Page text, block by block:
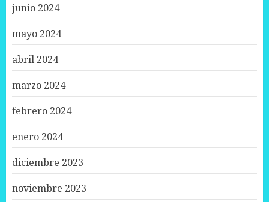
junio 2024
mayo 2024
abril 2024
marzo 2024
febrero 2024
enero 2024
diciembre 2023
noviembre 2023